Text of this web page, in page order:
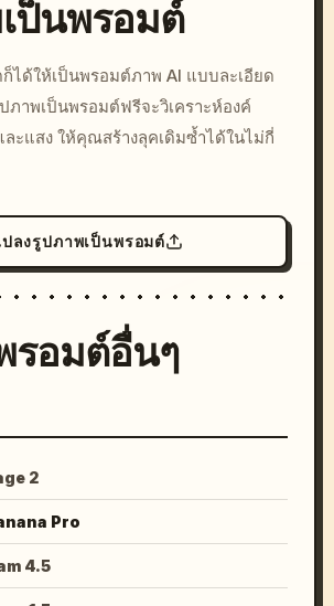
c, cyberpunk sunset, neon
colors, 8k --v 6.0
ป็นพรอมต์
ได้ให้เป็นพรอมต์ภาพ AI แบบละเอียด
ภาพเป็นพรอมต์ฟรีจะวิเคราะห์องค์
ะแสง ให้คุณสร้างลุคเดิมซ้ำได้ในไม่กี่
ลงรูปภาพเป็นพรอมต์
รอมต์อื่นๆ
2
Pro
4.5